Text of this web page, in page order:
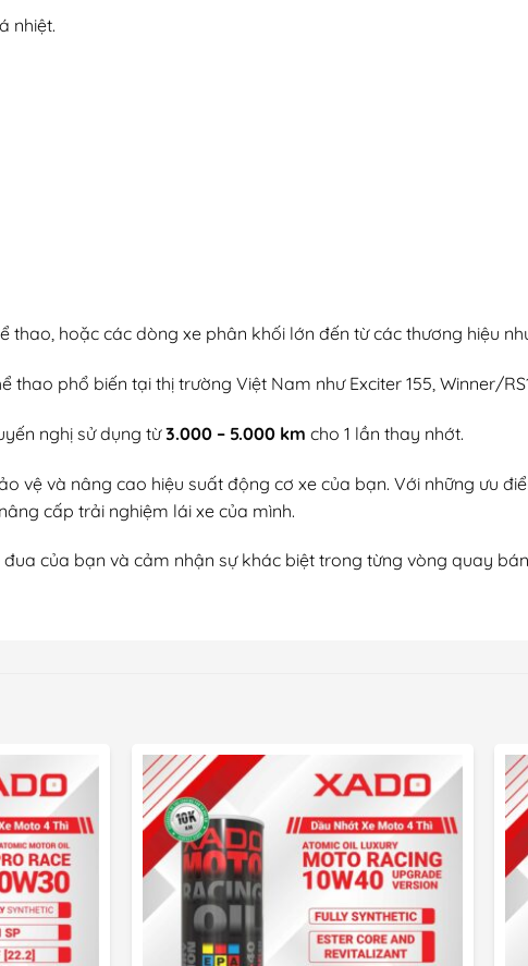
nhiệt.
hoặc các dòng xe phân khối lớn đến từ các thương hiệu
phổ biến tại thị trường Việt Nam như Exciter 155, Winner/
nghị sử dụng từ3.000 – 5.000 km cho 1 lần thay nhớt.
vệ và nâng cao hiệu suất động cơ xe của bạn. Với những ưu
cấp trải nghiệm lái xe của mình.
của bạn và cảm nhận sự khác biệt trong từng vòng quay